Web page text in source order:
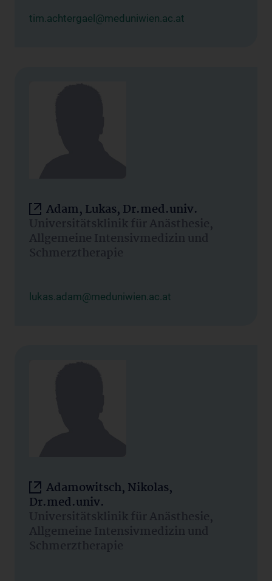
tim.achtergael@meduniwien.ac.at
Adam, Lukas, Dr.med.univ.
Universitätsklinik für Anästhesie,
Allgemeine Intensivmedizin und
Schmerztherapie
lukas.adam@meduniwien.ac.at
Adamowitsch, Nikolas,
Dr.med.univ.
Universitätsklinik für Anästhesie,
Allgemeine Intensivmedizin und
Schmerztherapie